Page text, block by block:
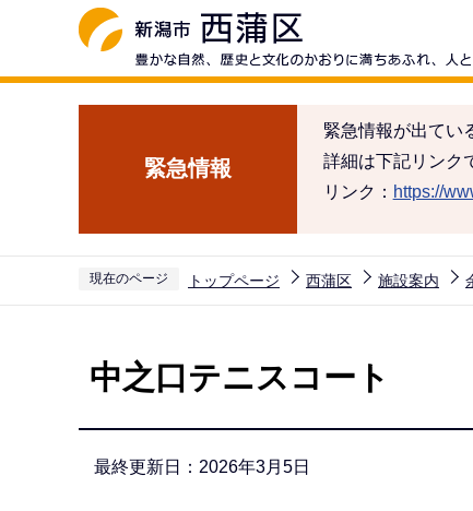
ペ
緊急情報
緊急情報が出てい
詳細は下記リンク
リンク： https://
現在のページ トップページ 西蒲区 施設案内
中之口テニスコート
最終更新日：2026年3月5日